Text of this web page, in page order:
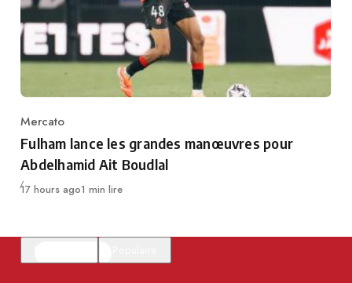
Category
Mercato
Fulham lance les grandes manœuvres pour
Abdelhamid Ait Boudlal
Publié
17 hours ago1 min lire